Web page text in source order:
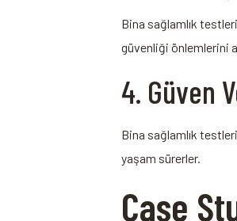
Bina sağlamlık
güvenliği önlemlerini
4. Güven
Bina‍ sağlamlık
yaşam⁣ sürerler.
Case